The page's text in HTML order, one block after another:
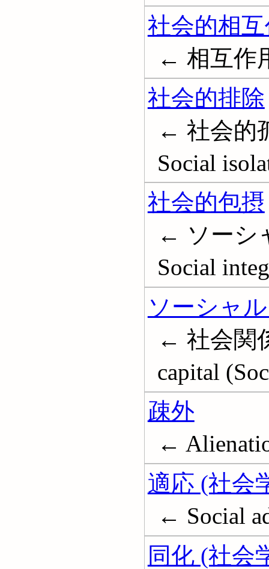
社会的相
← 相互作
社会的排除
← 社会的
Social
社会的包摂
← ソーシ
Social
ソーシャ
← 社会関
capital
疎外
←
適応 (社会
← Social
同化 (社会